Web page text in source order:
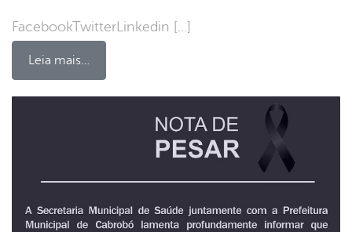
FacebookTwitterLinkedin […]
Leia mais…